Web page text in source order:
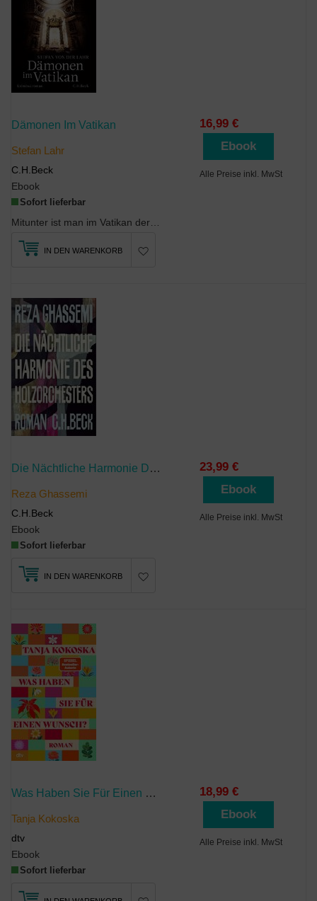
Dämonen Im Vatikan
Stefan Lahr
C.H.Beck
Ebook
Sofort lieferbar
16,99 €
Ebook
Alle Preise inkl. MwSt
IN DEN WARENKORB
Die Nächtliche Harmonie Des Holzorchesters
Reza Ghassemi
C.H.Beck
Ebook
Sofort lieferbar
23,99 €
Ebook
Alle Preise inkl. MwSt
IN DEN WARENKORB
Was Haben Sie Für Einen Wunsch?
Tanja Kokoska
dtv
Ebook
Sofort lieferbar
18,99 €
Ebook
Alle Preise inkl. MwSt